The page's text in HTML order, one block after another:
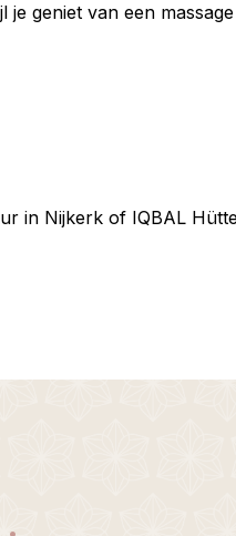
geniet van een
in Nijkerk of IQBAL